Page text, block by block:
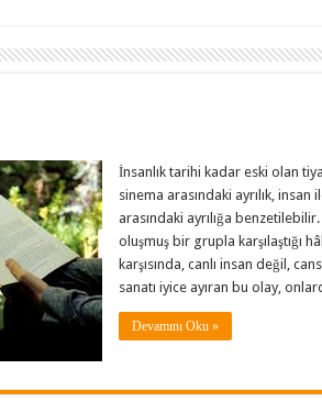
İnsanlık tarihi kadar eski olan
sinema arasındaki ayrılık, insan
arasındaki ayrılığa
oluşmuş bir grupla karşılaştığı
karşısında, canlı insan değil,
sanatı iyice ayıran bu olay,
Devamını Oku »